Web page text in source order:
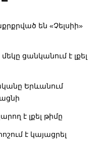
են «Չելսիի»
ցանկանում է լքել
Երևանում
է լքել թիմը
է կայացրել